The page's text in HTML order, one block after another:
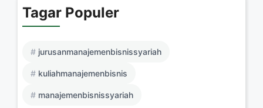
Tagar Populer
jurusanmanajemenbisnissyariah
kuliahmanajemenbisnis
manajemenbisnissyariah